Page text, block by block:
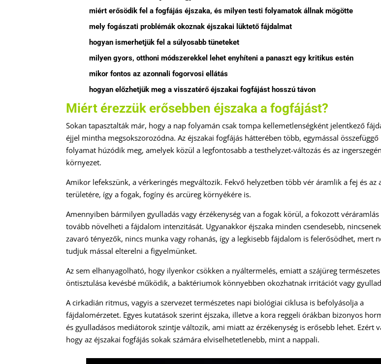
miért erősödik fel a fogfájás éjszaka, és milyen testi folyamatok állnak mögötte
mely fogászati problémák okoznak éjszakai lüktető fájdalmat
hogyan ismerhetjük fel a súlyosabb tüneteket
milyen gyors, otthoni módszerekkel lehet enyhíteni a panaszt egy kritikus estén
mikor fontos az azonnali fogorvosi ellátás
hogyan előzhetjük meg a visszatérő éjszakai fogfájást hosszú távon
Miért érezzük erősebben éjszaka a fogfájást?
Sokan tapasztalták már, hogy a nap folyamán csak tompa kellemetlenségként jelentkező
éjjel mintha megsokszorozódna. Az éjszakai fogfájás hátterében több, egymással összefüggő
folyamat húzódik meg, amelyek közül a legfontosabb a testhelyzet-változás és az
környezet.
Amikor lefekszünk, a vérkeringés megváltozik. Fekvő helyzetben több vér áramlik a fej és az
területére, így a fogak, fogíny és arcüreg környékére is.
Amennyiben bármilyen gyulladás vagy érzékenység van a fogak körül, a fokozott véráramlás
tovább növelheti a fájdalom intenzitását. Ugyanakkor éjszaka minden csendesebb, nincsenek
zavaró tényezők, nincs munka vagy rohanás, így a legkisebb fájdalom is felerősödhet, mert
tudjuk mással elterelni a figyelmünket.
Az sem elhanyagolható, hogy ilyenkor csökken a nyáltermelés, emiatt a szájüreg természetes
öntisztulása kevésbé működik, a baktériumok könnyebben okozhatnak irritációt vagy
A cirkadián ritmus, vagyis a szervezet természetes napi biológiai ciklusa is befolyásolja a
fájdalomérzetet. Egyes kutatások szerint éjszaka, illetve a kora reggeli órákban bizonyos
és gyulladásos mediátorok szintje változik, ami miatt az érzékenység is erősebb lehet. Ezért
hogy az éjszakai fogfájás sokak számára elviselhetetlenebb, mint a nappali.